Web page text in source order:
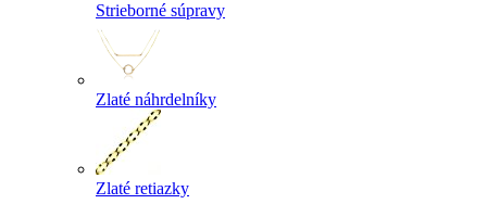
Strieborné súpravy
Zlaté náhrdelníky
Zlaté retiazky